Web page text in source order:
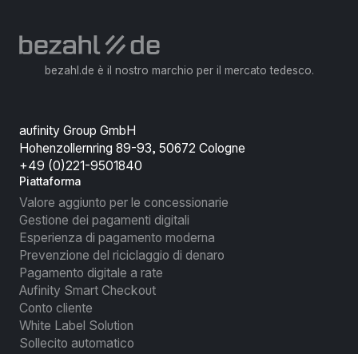
bezahl.de è il nostro marchio per il mercato tedesco.
aufinity Group GmbH
Hohenzollernring 89-93, 50672 Cologne
+49 (0)221-9501840
Piattaforma
Valore aggiunto per le concessionarie
Gestione dei pagamenti digitali
Esperienza di pagamento moderna
Prevenzione del riciclaggio di denaro
Pagamento digitale a rate
Aufinity Smart Checkout
Conto cliente
White Label Solution
Sollecito automatico